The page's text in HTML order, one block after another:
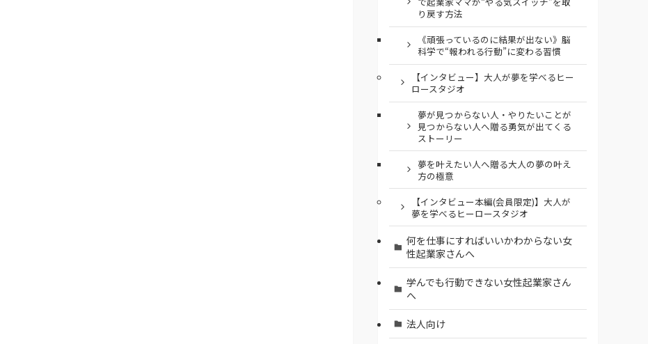
り戻す方法
《頑張っているのに結果が出ない》脳
科学で“報われる行動”に変わる習慣
【インタビュー】大人が夢を学べるヒー
ロースタジオ
夢が見つからない人・やりたいことが
見つからない人へ贈る勇気が出てくる
ストーリー
夢を叶えたい人へ贈る大人の夢の叶え
方の極意
【インタビュー本編(会員限定)】大人が
夢を学べるヒーロースタジオ
何を仕事にすればいいかわからない女
性起業家さんへ
学んでも行動できない女性起業家さん
へ
法人向け